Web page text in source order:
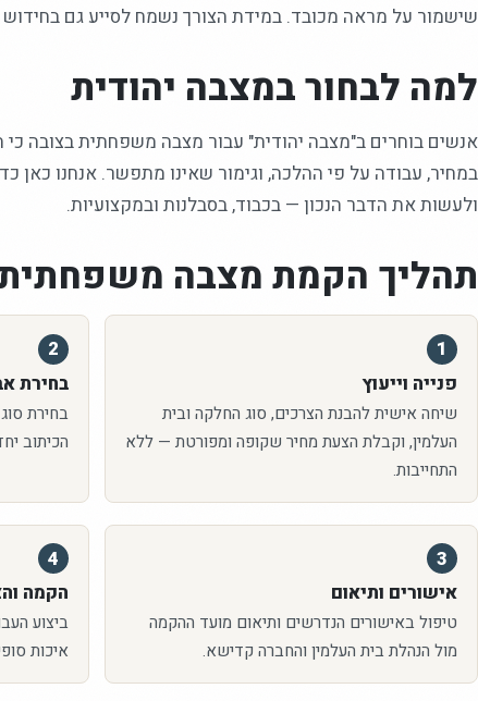
שישמור על מראה מכובד. במידת הצורך נשמח לסייע גם בחידוש
למה לבחור במצבה יהודית
אנשים בוחרים ב"מצבה יהודית" עבור מצבה משפחתית בצובה
במחיר, עבודה על פי ההלכה, וגימור שאינו מתפשר. אנחנו כאן
ולעשות את הדבר הנכון — בכבוד, בסבלנות ובמקצועיות.
תהליך הקמת מצבה
1
פנייה וייעוץ
שיחה אישית להבנת הצרכים, סוג החלקה ובית
העלמין, וקבלת הצעת מחיר שקופה ומפורטת — ללא
התחייבות.
2
בחירת
בחירת סוג
הכיתוב
3
אישורים ותיאום
טיפול באישורים הנדרשים ותיאום מועד ההקמה
מול הנהלת בית העלמין והחברה קדישא.
4
הקמה
ביצוע
איכות